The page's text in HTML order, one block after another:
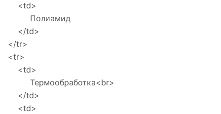
<td>
Полиамид
</td>
</tr>
<tr>
<td>
Термообработка<br>
</td>
<td>